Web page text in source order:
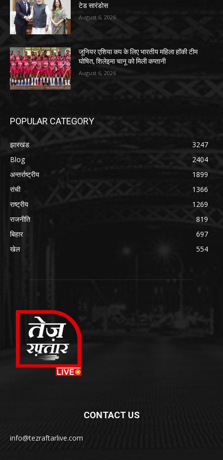
टेड सारंडोस
August 6, 2026
जूनियर एशिया कप के लिए भारतीय महिला हॉकी टीम
घोषित, शिलेइमा चानू को मिली कप्तानी
August 6, 2026
POPULAR CATEGORY
झारखंड
3247
Blog
2404
अन्तर्राष्ट्रीय
1899
रांची
1366
राष्ट्रीय
1269
राजनीति
819
बिहार
697
खेल
554
CONTACT US
info@tezraftarlive.com